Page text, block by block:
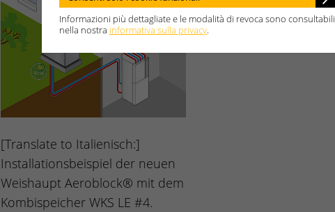
[Translate to Italienisch:]
Installationsbeispiel der neuen
Weishaupt Aeroblock® mit dem
Kombispeicher WKS LE #4.
Informazioni più dettagliate e le modalità di revoca sono consultabili
nella nostra informativa sulla privacy.